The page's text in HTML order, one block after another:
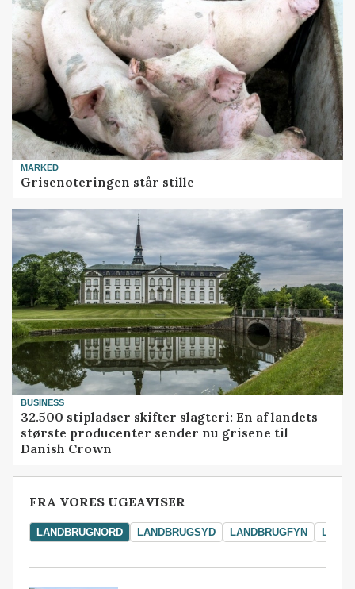
MARKED
Grisenoteringen står stille
BUSINESS
32.500 stipladser skifter slagteri: En af landets
største producenter sender nu grisene til
Danish Crown
FRA VORES UGEAVISER
LANDBRUGNORD LANDBRUGSYD LANDBRUGFYN